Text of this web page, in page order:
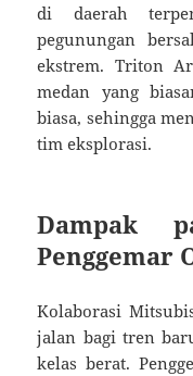
di daerah
pegunungan
ekstrem. Triton
medan yang
biasa, sehingga
tim eksplorasi.
Dampak
Penggemar
Kolaborasi
jalan bagi tren
kelas berat.